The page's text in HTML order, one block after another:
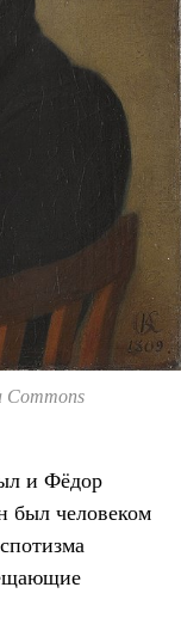
и Фёдор
был человеком